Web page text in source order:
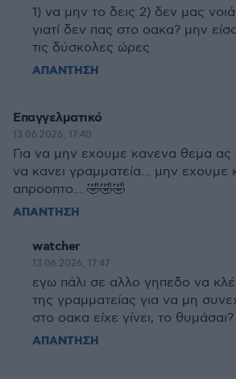
1) να μην το δεις 2) δεν μας
γιατί δεν πας στο οακα? μην
τις δύσκολες ώρες
ΑΠΑΝΤΗΣΗ
Επαγγελματικό
13.06.2026, 17:40
Για να μην εχουμε κανενα θεμα ας
να κανει γραμματεία... μην εχουμε
απροοπτο... 🤣🤣🤣
ΑΠΑΝΤΗΣΗ
watcher
13.06.2026, 17:47
εγω πάλι σε αλλο γηπεδο να
της γραμματείας για να μη
στο οακα είχε γίνει, το θυμάσαι?
ΑΠΑΝΤΗΣΗ